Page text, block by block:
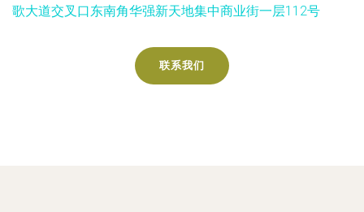
歌大道交叉口东南角华强新天地集中商业街一层112号
联系我们